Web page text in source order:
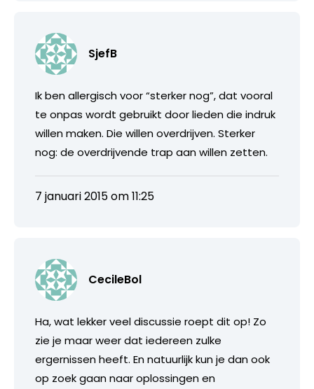
SjefB
Ik ben allergisch voor “sterker nog”, dat vooral
te onpas wordt gebruikt door lieden die indruk
willen maken. Die willen overdrijven. Sterker
nog: de overdrijvende trap aan willen zetten.
7 januari 2015 om 11:25
CecileBol
Ha, wat lekker veel discussie roept dit op! Zo
zie je maar weer dat iedereen zulke
ergernissen heeft. En natuurlijk kun je dan ook
op zoek gaan naar oplossingen en